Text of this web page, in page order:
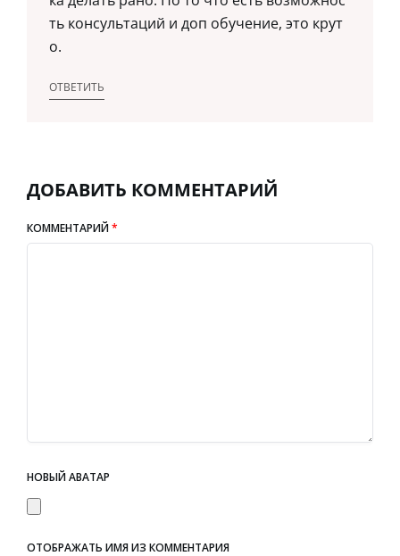
ть консультаций и доп обучение, это крут
о.
ОТВЕТИТЬ
ДОБАВИТЬ КОММЕНТАРИЙ
КОММЕНТАРИЙ*
НОВЫЙ АВАТАР
ОТОБРАЖАТЬ ИМЯ ИЗ КОММЕНТАРИЯ